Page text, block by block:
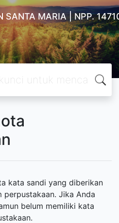
SANTA MARIA | NPP.
kata sandi yang diberikan
Jika Anda
belum memiliki kata